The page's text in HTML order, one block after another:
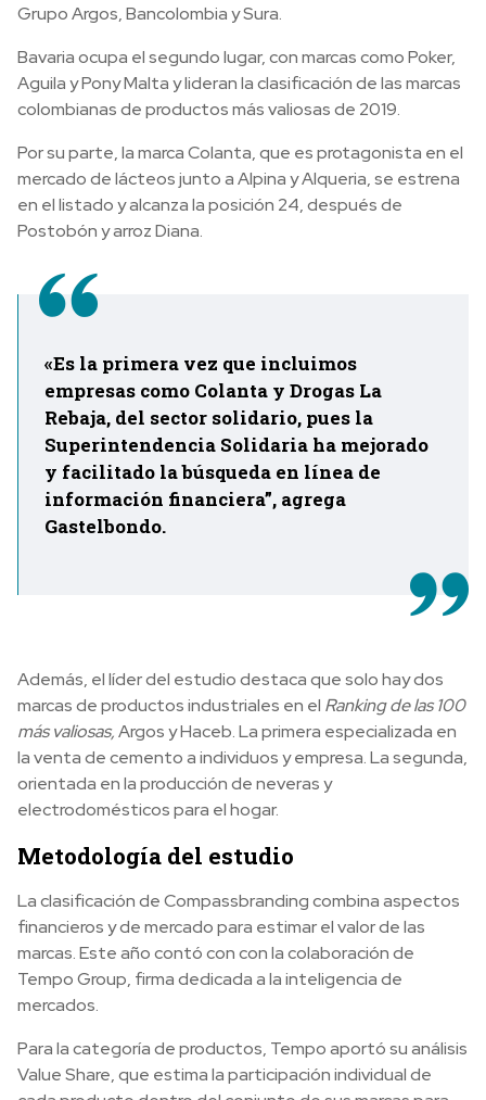
Grupo Argos, Bancolombia y Sura.
Bavaria ocupa el segundo lugar, con marcas como Poker,
Aguila y Pony Malta y lideran la clasificación de las marcas
colombianas de productos más valiosas de 2019.
Por su parte, la marca Colanta, que es protagonista en el
mercado de lácteos junto a Alpina y Alqueria, se estrena
en el listado y alcanza la posición 24, después de
Postobón y arroz Diana.
«Es la primera vez que incluimos
empresas como Colanta y Drogas La
Rebaja, del sector solidario, pues la
Superintendencia Solidaria ha mejorado
y facilitado la búsqueda en línea de
información financiera”, agrega
Gastelbondo.
Además, el líder del estudio destaca que solo hay dos
marcas de productos industriales en el Ranking de las 100
más valiosas,Argos y Haceb. La primera especializada en
la venta de cemento a individuos y empresa. La segunda,
orientada en la producción de neveras y
electrodomésticos para el hogar.
Metodología del estudio
La clasificación de Compassbranding combina aspectos
financieros y de mercado para estimar el valor de las
marcas. Este año contó con con la colaboración de
Tempo Group, firma dedicada a la inteligencia de
mercados.
Para la categoría de productos, Tempo aportó su análisis
Value Share, que estima la participación individual de